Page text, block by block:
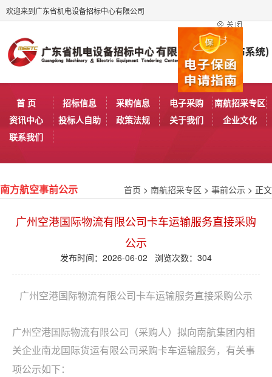
欢迎来到广东省机电设备招标中心有限公司
首 页 招标信息 采购信息 电子采购
南航招采专区
资讯中心
投标人自助 政策法规 关于我们
企业文化
联系我们
南方航空事前公示 首页 > 南航招采专区 > 事前公示 > 正文
广州空港国际物流有限公司卡车运输服务直接采购
公示
发布时间：2026-06-02 浏览次数： 304
广州空港国际物流有限公司卡车运输服务直接采购公示
广州空港国际物流有限公司（采购人）拟向南航集团内相
关企业南龙国际货运有限公司 采购卡车运输服务，有关事
项公示如下：